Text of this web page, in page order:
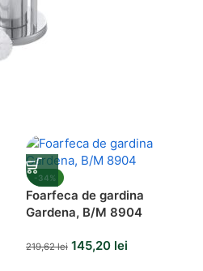
-34%
Foarfeca de gardina
Gardena, B/M 8904
219,62lei 145,20 lei